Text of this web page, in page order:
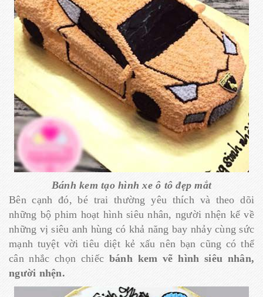
Bánh kem tạo hình xe ô tô đẹp mắt
Bên cạnh đó, bé trai thường yêu thích và theo dõi
những bộ phim hoạt hình siêu nhân, người nhện kể về
những vị siêu anh hùng có khả năng bay nhảy cùng sức
mạnh tuyệt vời tiêu diệt kẻ xấu nên bạn cũng có thể
cân nhắc chọn chiếc bánh kem vẽ hình siêu nhân,
người nhện.